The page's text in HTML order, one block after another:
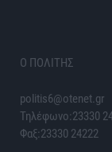
Ο ΠΟΛΙΤΗΣ
politis6@otenet.gr
Τηλέφωνο:23330
Φαξ:23330 24222